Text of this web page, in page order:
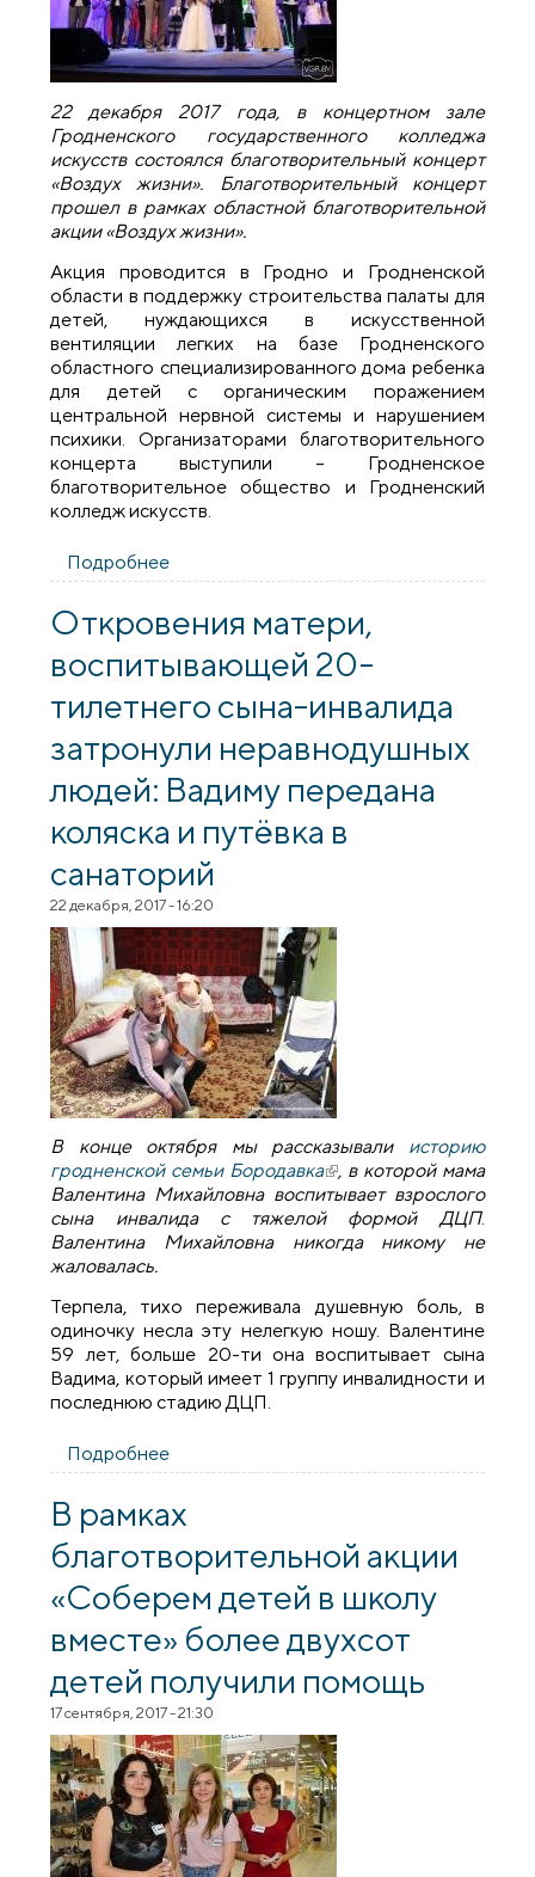
22 декабря 2017 года, в концертном зале
Гродненского государственного колледжа
искусств состоялся благотворительный концерт
«Воздух жизни». Благотворительный концерт
прошел в рамках областной благотворительной
акции «Воздух жизни».
Акция проводится в Гродно и Гродненской
области в поддержку строительства палаты для
детей, нуждающихся в искусственной
вентиляции легких на базе Гродненского
областного специализированного дома ребенка
для детей с органическим поражением
центральной нервной системы и нарушением
психики. Организаторами благотворительного
концерта выступили – Гродненское
благотворительное общество и Гродненский
колледж искусств.
Подробнее
жизни» прошел в Гродно
Откровения матери,
воспитывающей 20-
тилетнего сына-инвалида
затронули неравнодушных
людей: Вадиму передана
коляска и путёвка в
санаторий
22 декабря, 2017 - 16:20
В конце октября мы рассказывали историю
гродненской семьи Бородавка(внешняя ссылка)
, в которой мама
Валентина Михайловна воспитывает взрослого
сына инвалида с тяжелой формой ДЦП.
Валентина Михайловна никогда никому не
жаловалась.
Терпела, тихо переживала душевную боль, в
одиночку несла эту нелегкую ношу. Валентине
59 лет, больше 20-ти она воспитывает сына
Вадима, который имеет 1 группу инвалидности и
последнюю стадию ДЦП.
Подробнее
20-тилетнего сына-инвалида затронули
коляска и путёвка в санаторий
В рамках
благотворительной акции
«Соберем детей в школу
вместе» более двуxсот
детей получили помощь
17 сентября, 2017 - 21:30